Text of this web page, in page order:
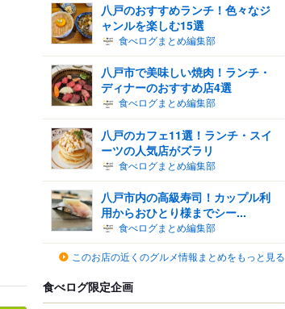
八戸のおすすめランチ！色々なジ
ャンルを楽しむ15選
食べログまとめ編集部
八戸市で美味しい焼肉！ランチ・
ディナーのおすすめ店4選
食べログまとめ編集部
八戸のカフェ11選！ランチ・スイ
ーツの人気店がズラリ
食べログまとめ編集部
八戸市内の高級寿司！カップル利
用からおひとり様までシー...
食べログまとめ編集部
このお店の近くのグルメ情報まとめをもっと見る
食べログ限定企画